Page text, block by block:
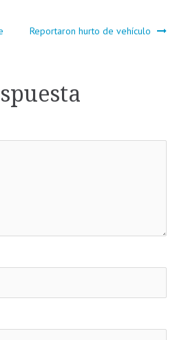
Reportaron hurto de vehículo